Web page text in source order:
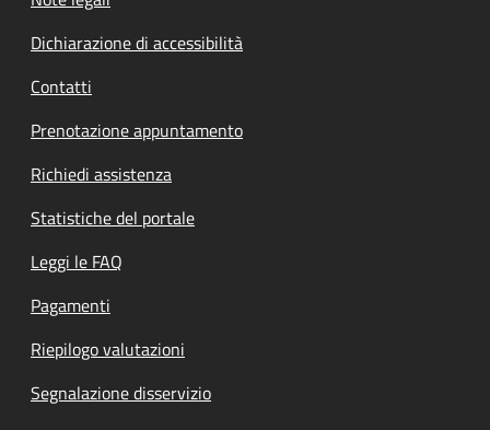
Dichiarazione di accessibilità
Contatti
Prenotazione appuntamento
Richiedi assistenza
Statistiche del portale
Leggi le FAQ
Pagamenti
Riepilogo valutazioni
Segnalazione disservizio